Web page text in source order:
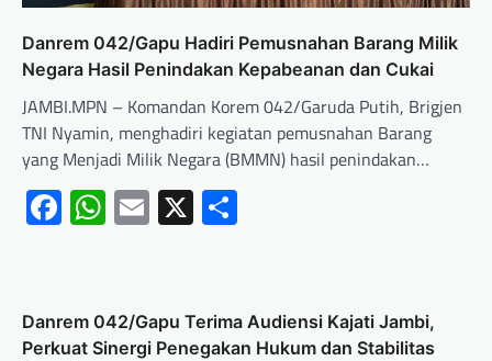
Danrem 042/Gapu Hadiri Pemusnahan Barang Milik
Negara Hasil Penindakan Kepabeanan dan Cukai
JAMBI.MPN – Komandan Korem 042/Garuda Putih, Brigjen
TNI Nyamin, menghadiri kegiatan pemusnahan Barang
yang Menjadi Milik Negara (BMMN) hasil penindakan…
Facebook
WhatsApp
Email
X
Danrem 042/Gapu Terima Audiensi Kajati Jambi,
Perkuat Sinergi Penegakan Hukum dan Stabilitas